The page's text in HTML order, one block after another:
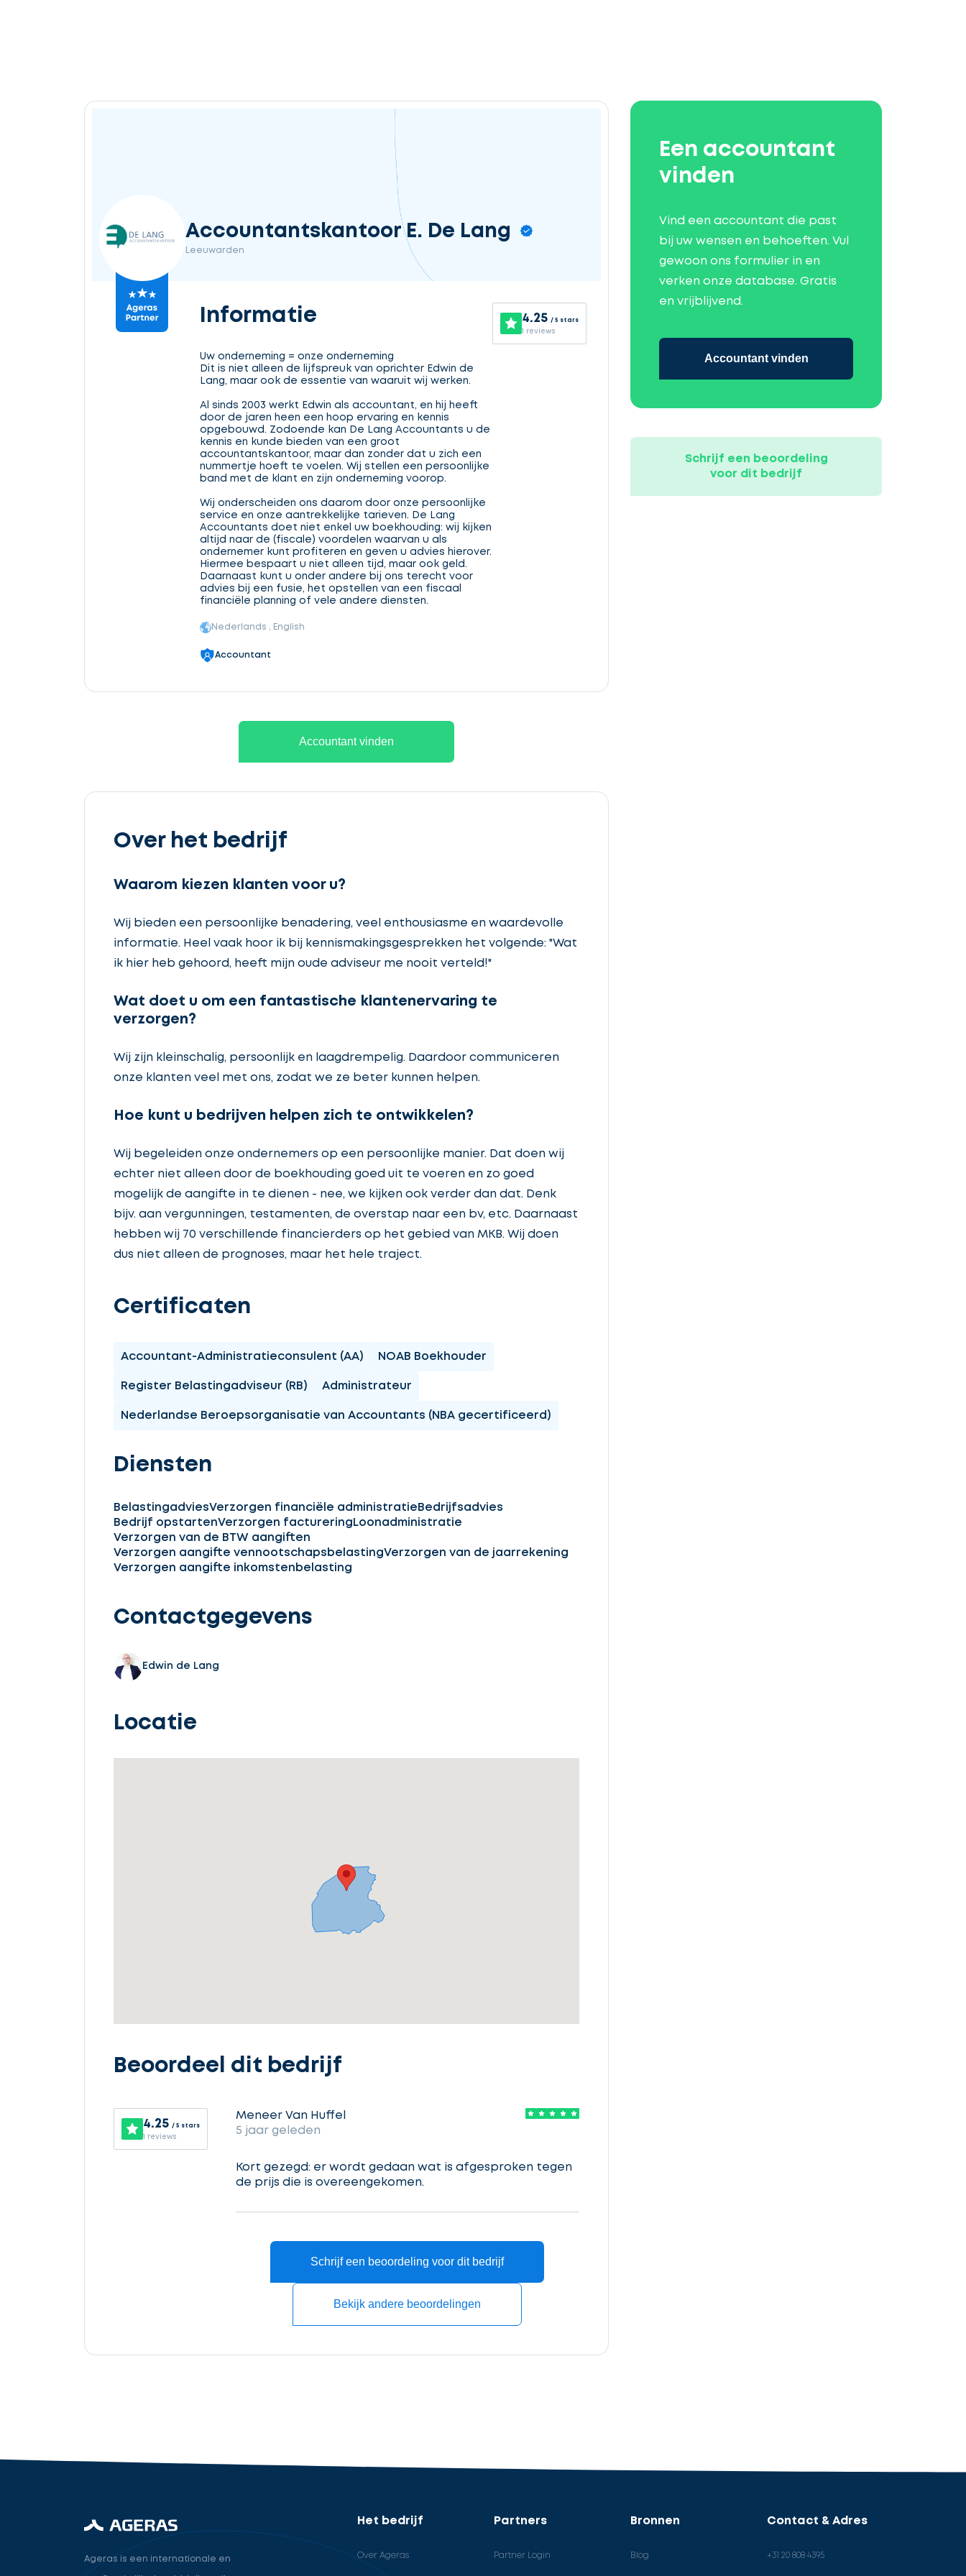
Accountantskantoor E. De Lang
Leeuwarden
4.25 / 5 stars
1 reviews
Informatie
Uw onderneming = onze onderneming
Dit is niet alleen de lijfspreuk van oprichter Edwin de
Lang, maar ook de essentie van waaruit wij werken.
Al sinds 2003 werkt Edwin als accountant, en hij heeft
door de jaren heen een hoop ervaring en kennis
opgebouwd. Zodoende kan De Lang Accountants u de
kennis en kunde bieden van een groot
accountantskantoor, maar dan zonder dat u zich een
nummertje hoeft te voelen. Wij stellen een persoonlijke
band met de klant en zijn onderneming voorop.
Wij onderscheiden ons daarom door onze persoonlijke
service en onze aantrekkelijke tarieven. De Lang
Accountants doet niet enkel uw boekhouding: wij kijken
altijd naar de (fiscale) voordelen waarvan u als
ondernemer kunt profiteren en geven u advies hierover.
Hiermee bespaart u niet alleen tijd, maar ook geld.
Daarnaast kunt u onder andere bij ons terecht voor
advies bij een fusie, het opstellen van een fiscaal
financiële planning of vele andere diensten.
Nederlands , English
Accountant
Accountant vinden
Over het bedrijf
Waarom kiezen klanten voor u?
Wij bieden een persoonlijke benadering, veel enthousiasme en waardevolle
informatie. Heel vaak hoor ik bij kennismakingsgesprekken het volgende: "Wat
ik hier heb gehoord, heeft mijn oude adviseur me nooit verteld!"
Wat doet u om een fantastische klantenervaring te
verzorgen?
Wij zijn kleinschalig, persoonlijk en laagdrempelig. Daardoor communiceren
onze klanten veel met ons, zodat we ze beter kunnen helpen.
Hoe kunt u bedrijven helpen zich te ontwikkelen?
Wij begeleiden onze ondernemers op een persoonlijke manier. Dat doen wij
echter niet alleen door de boekhouding goed uit te voeren en zo goed
mogelijk de aangifte in te dienen - nee, we kijken ook verder dan dat. Denk
bijv. aan vergunningen, testamenten, de overstap naar een bv, etc. Daarnaast
hebben wij 70 verschillende financierders op het gebied van MKB. Wij doen
dus niet alleen de prognoses, maar het hele traject.
Certificaten
Accountant-Administratieconsulent (AA) NOAB Boekhouder
Register Belastingadviseur (RB) Administrateur
Nederlandse Beroepsorganisatie van Accountants (NBA gecertificeerd)
Diensten
BelastingadviesVerzorgen financiële administratie Bedrijfsadvies
Bedrijf opstartenVerzorgen facturering Loonadministratie
Verzorgen van de BTW aangiften
Verzorgen aangifte vennootschapsbelastingVerzorgen van de jaarrekening
Verzorgen aangifte inkomstenbelasting
Contactgegevens
Edwin de Lang
Locatie
Beoordeel dit bedrijf
4.25 / 5 stars
1 reviews
Meneer Van Huffel
5 jaar geleden
Kort gezegd: er wordt gedaan wat is afgesproken tegen
de prijs die is overeengekomen.
Schrijf een beoordeling voor dit bedrijf
Bekijk andere beoordelingen
Een accountant
vinden
Vind een accountant die past
bij uw wensen en behoeften. Vul
gewoon ons formulier in en
verken onze database. Gratis
en vrijblijvend.
Accountant vinden
Schrijf een beoordeling
voor dit bedrijf
Ageras is een internationale en
Het bedrijf
Over Ageras
Partners
Partner Login
Bronnen
Blog
Contact & Adres
+31 20 808 4395